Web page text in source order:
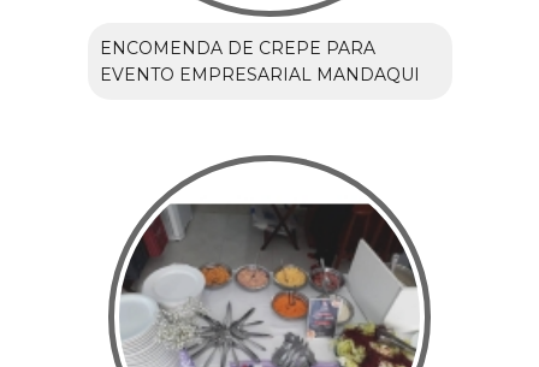
ENCOMENDA DE CREPE PARA
EVENTO EMPRESARIAL MANDAQUI